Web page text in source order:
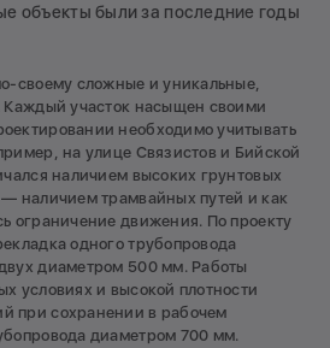
объекты были за последние годы
своему сложные и уникальные,
Каждый участок насыщен своими
необходимо учитывать
на улице Связистов и Бийской
наличием высоких грунтовых
наличием трамвайных путей и как
ограничение движения. По проекту
одного трубопровода
диаметром 500 мм. Работы
условиях и высокой плотности
при сохранении в рабочем
диаметром 700 мм.